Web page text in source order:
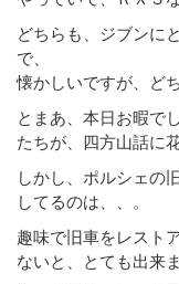
どちらも、ジブンに
で、
懐かしいですが、ど
とまあ、本日お暇で
たちが、四方山話に
しかし、ポルシェの
してるのは、、。
趣味で旧車をレスト
ないと、とても出来